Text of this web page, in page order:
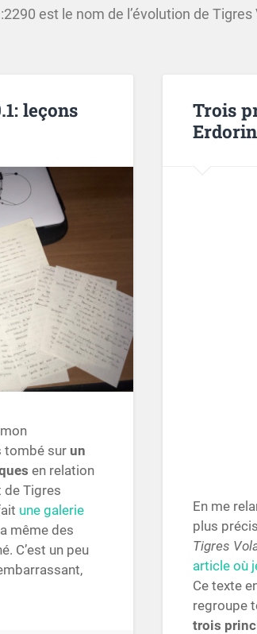
est le nom de l’évolution de
leçons
tombé sur un
en relation
de Tigres
une galerie
même des
C’est un peu
Trois
Erdorin
En me
plus
Tigres
article où
Ce texte
regroupe
trois